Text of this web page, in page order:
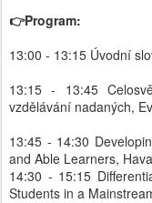
👉Program:
13:00 - 13:15 Úvodní
13:15 - 13:45
vzdělávání nadaných,
13:45 - 14:30
and Able Learners,
14:30 - 15:15
Students in a